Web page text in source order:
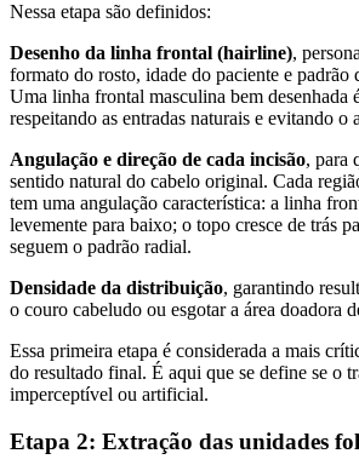
Nessa etapa são definidos:
Desenho da linha frontal (hairline),
formato do rosto, idade do paciente e padrão
Uma linha frontal masculina bem desenhada
respeitando as entradas naturais e evitando o
Angulação e direção de cada incisão, para
sentido natural do cabelo original. Cada
tem uma angulação característica: a linha
levemente para baixo; o topo cresce de trás
seguem o padrão radial.
Densidade da distribuição, garantindo
o couro cabeludo ou esgotar a área doadora
Essa primeira etapa é considerada a mais
do resultado final. É aqui que se define se o
imperceptível ou artificial.
Etapa 2: Extração das unidades